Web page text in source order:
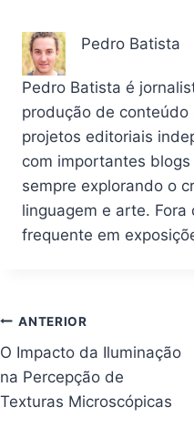
Pedro Batista
Pedro Batista é
produção de
projetos editoriais
com importantes
sempre explorando o
linguagem e arte.
frequente em
Navegação
de
Post
ANTERIOR
O Impacto da Iluminação
na Percepção de
Texturas Microscópicas